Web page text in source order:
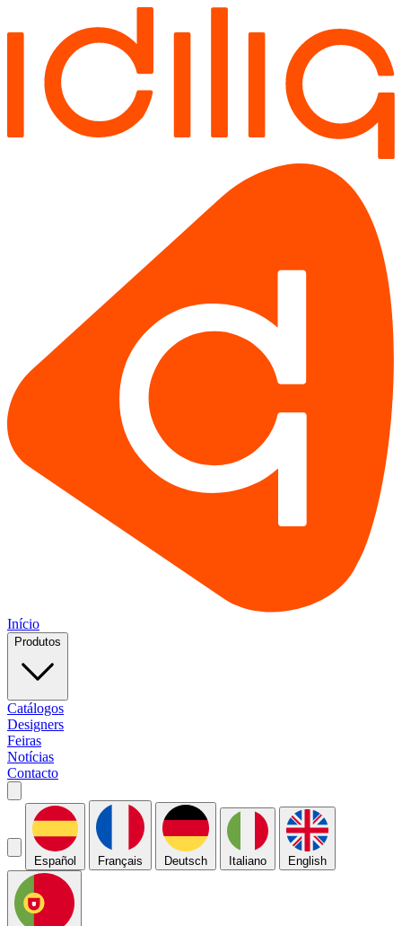
Início
Produtos
Catálogos
Designers
Feiras
Notícias
Contacto
Español Français Deutsch Italiano English